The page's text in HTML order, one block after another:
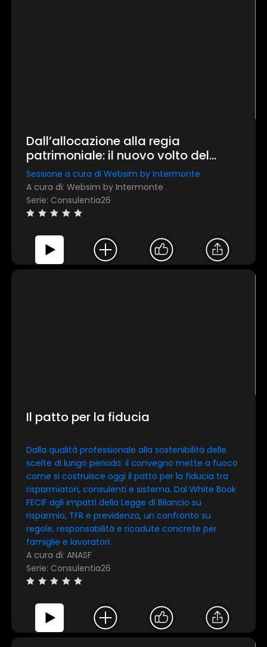
Dall’allocazione alla regia
patrimoniale: il nuovo volto del
consulente
Sessione a cura di Websim by Intermonte
A cura di: Websim by Intermonte
Serie: Consulentia26
Il patto per la fiducia
Dalla qualità professionale alla sostenibilità delle
scelte di lungo periodo: il convegno mette a fuoco
come si costruisce oggi il patto per la fiducia tra
risparmiatori, consulenti e sistema. Dal White Book
FECIF agli impatti della Legge di Bilancio su
risparmio, TFR e previdenza, un confronto su
regole, responsabilità e ricadute concrete per
famiglie e lavoratori.
A cura di: ANASF
Serie: Consulentia26